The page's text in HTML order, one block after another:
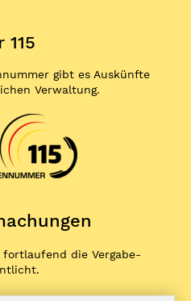
gibt es Auskünfte
Verwaltung.
fortlaufend die Vergabe­